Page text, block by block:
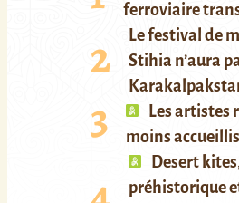
ferroviaire
Le festival de
Stihia n’aura
Les artistes
moins
Desert
préhistorique